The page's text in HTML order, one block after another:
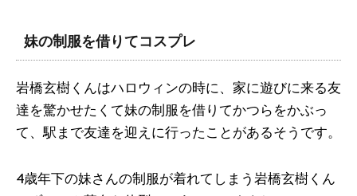
妹の制服を借りてコスプレ
岩橋玄樹くんはハロウィンの時に、家に遊びに来る友
達を驚かせたくて妹の制服を借りてかつらをかぶっ
て、駅まで友達を迎えに行ったことがあるそうです。
4歳年下の妹さんの制服が着れてしまう岩橋玄樹くん